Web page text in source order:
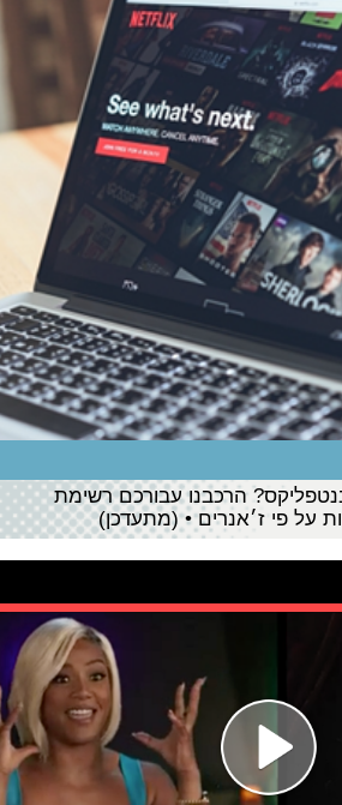
הרכבנו עבורכם רשימת
על פי ז׳אנרים • (מתעדכן)